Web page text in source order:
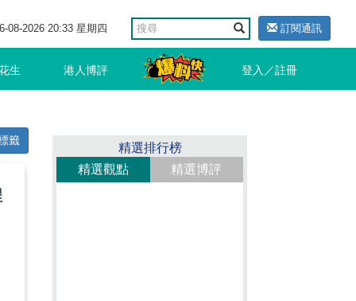
08-2026 20:33 星期四 訂閱通訊
生 港人博評 登入／註冊
籤
精選排行榜
精選觀點
精選博評